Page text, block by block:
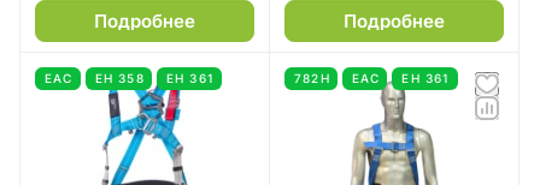
Подробнее Подробнее
EAC ЕН 358 ЕН 361 782Н EAC ЕН 361